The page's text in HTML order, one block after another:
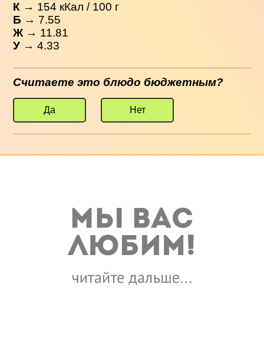
К → 154 кКал / 100 г
Б → 7.55
Ж → 11.81
У → 4.33
Считаете это блюдо бюджетным?
Да Нет